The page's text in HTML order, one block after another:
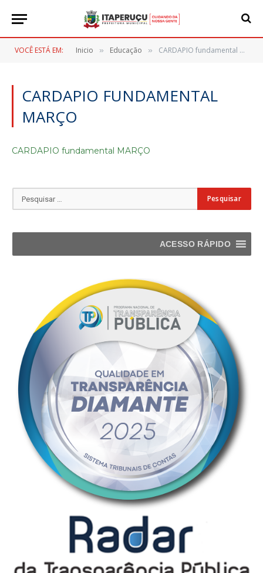
VOCÊ ESTÁ EM: Inicio » Educação » CARDAPIO fundamental MARÇO
CARDAPIO FUNDAMENTAL
MARÇO
CARDAPIO fundamental MARÇO
ACESSO RÁPIDO